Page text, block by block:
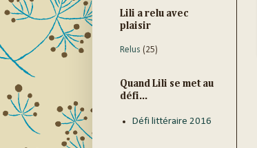
Lili a relu avec
plaisir
Relus (25)
Quand Lili se met au
défi...
Défi littéraire 2016